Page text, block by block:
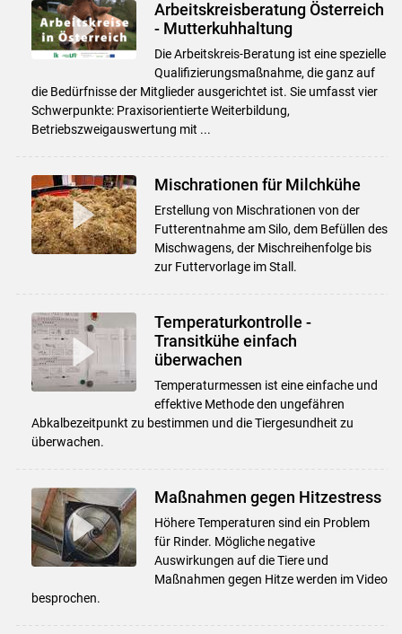
Arbeitskreisberatung Österreich
- Mutterkuhhaltung
Die Arbeitskreis-Beratung ist eine spezielle
Qualifizierungsmaßnahme, die ganz auf
die Bedürfnisse der Mitglieder ausgerichtet ist. Sie umfasst vier
Schwerpunkte: Praxisorientierte Weiterbildung,
Betriebszweigauswertung mit ...
Mischrationen für Milchkühe
Erstellung von Mischrationen von der
Futterentnahme am Silo, dem Befüllen des
Mischwagens, der Mischreihenfolge bis
zur Futtervorlage im Stall.
Temperaturkontrolle -
Transitkühe einfach
überwachen
Temperaturmessen ist eine einfache und
effektive Methode den ungefähren
Abkalbezeitpunkt zu bestimmen und die Tiergesundheit zu
überwachen.
Maßnahmen gegen Hitzestress
Höhere Temperaturen sind ein Problem
für Rinder. Mögliche negative
Auswirkungen auf die Tiere und
Maßnahmen gegen Hitze werden im Video
besprochen.